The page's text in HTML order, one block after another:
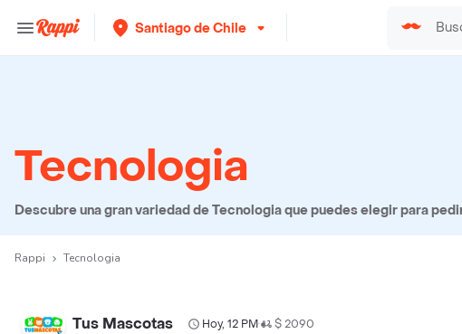
Santiago de Chile
Tecnologia
Descubre una gran variedad de Tecnologia que puedes elegir para
Rappi Tecnologia
Tus Mascotas Hoy, 12 PM• $ 2090